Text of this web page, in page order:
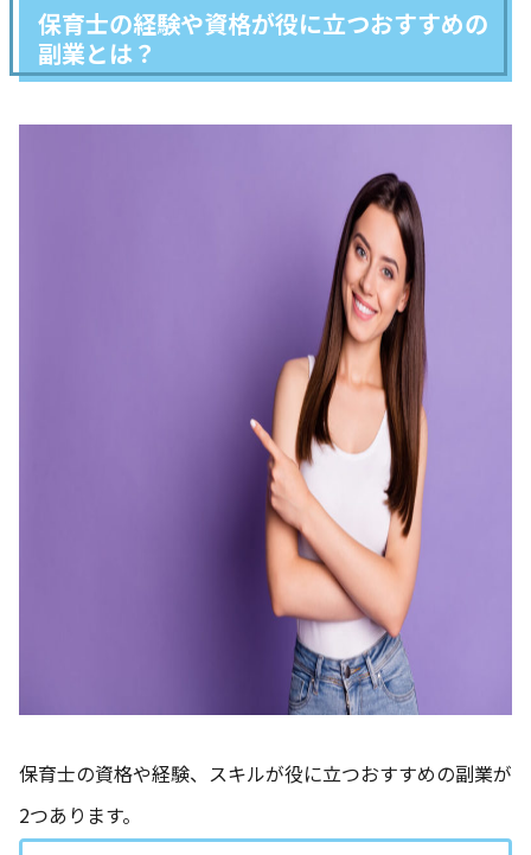
保育士の経験や資格が役に立つおすすめの
副業とは？
保育士の資格や経験、スキルが役に立つおすすめの副業が
2つあります。